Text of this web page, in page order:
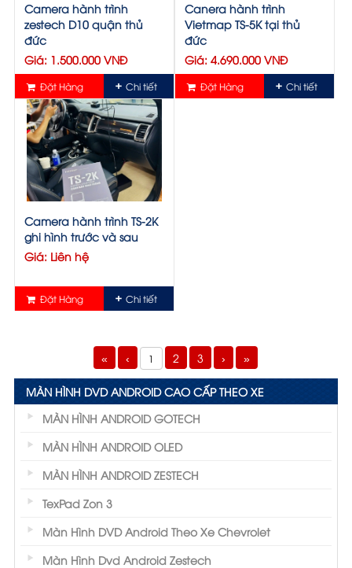
Camera hành trình
zestech D10 quận thủ
đức
Giá: 1.500.000 VNĐ
Đặt Hàng Chi tiết
Canera hành trình
Vietmap TS-5K tại thủ
đức
Giá: 4.690.000 VNĐ
Đặt Hàng Chi tiết
Camera hành trình TS-2K
ghi hình trước và sau
Giá: Liên hệ
Đặt Hàng Chi tiết
« ‹ 1 2 3 › »
MÀN HÌNH DVD ANDROID CAO CẤP THEO XE
MÀN HÌNH ANDROID GOTECH
MÀN HÌNH ANDROID OLED
MÀN HÌNH ANDROID ZESTECH
TexPad Zon 3
Màn Hình DVD Android Theo Xe Chevrolet
Màn Hình Dvd Android Zestech